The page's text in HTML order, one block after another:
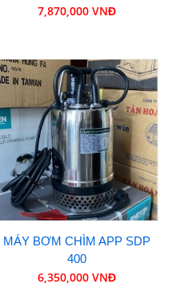
7,870,000 VNĐ
MÁY BƠM CHÌM APP SDP
400
6,350,000 VNĐ